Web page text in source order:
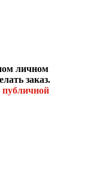
личном
заказ.